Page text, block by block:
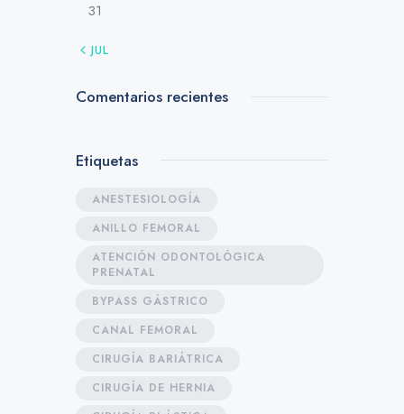
31
« JUL
Comentarios recientes
Etiquetas
ANESTESIOLOGÍA
ANILLO FEMORAL
ATENCIÓN ODONTOLÓGICA
PRENATAL
BYPASS GÁSTRICO
CANAL FEMORAL
CIRUGÍA BARIÁTRICA
CIRUGÍA DE HERNIA